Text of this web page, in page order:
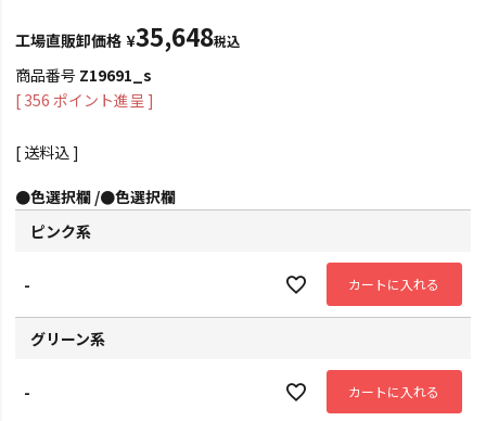
工場直販卸価格 ¥35,648税込
商品番号 Z19691_s
[ 356 ポイント進呈 ]
送料込
●色選択欄 ●色選択欄
ピンク系
- カートに入れる
グリーン系
- カートに入れる